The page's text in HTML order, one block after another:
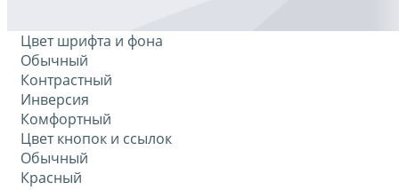
Цвет шрифта и фона
Обычный
Контрастный
Инверсия
Комфортный
Цвет кнопок и ссылок
Обычный
Красный